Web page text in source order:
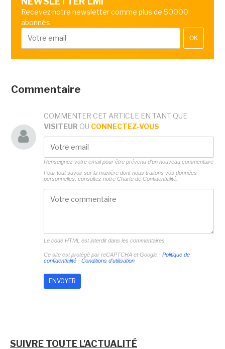
Recevez notre newsletter comme plus de 50000
abonnés
OK
Commentaire
COMMENTER CET ARTICLE EN TANT QUE
VISITEUR OU CONNECTEZ-VOUS
Renseignez votre email pour être prévenu d'un nouveau commentaire
Pour tout savoir sur la manière dont nous traitons vos données
personnelles, consultez notre Charte de Confidentialité.
Le code HTML est interdit dans les commentaires
Ce site est protégé par reCAPTCHA et Google - Politique de
confidentialité- Conditions d'utilisation
SUIVRE TOUTE L'ACTUALITÉ